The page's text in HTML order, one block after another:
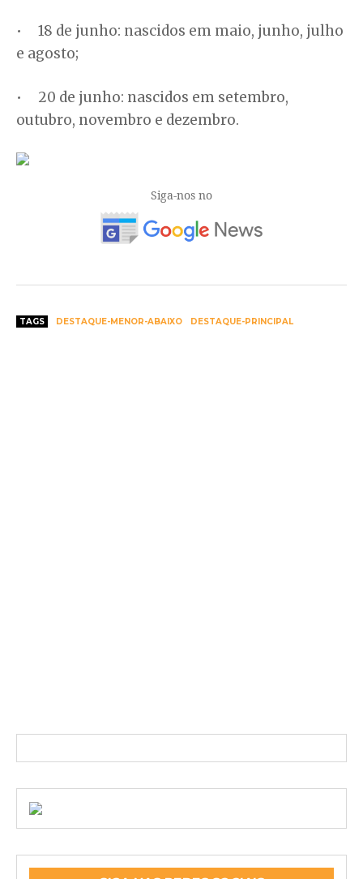
• 18 de junho: nascidos em maio, junho, julho
e agosto;
• 20 de junho: nascidos em setembro,
outubro, novembro e dezembro.
Siga-nos no
TAGS DESTAQUE-MENOR-ABAIXO DESTAQUE-PRINCIPAL